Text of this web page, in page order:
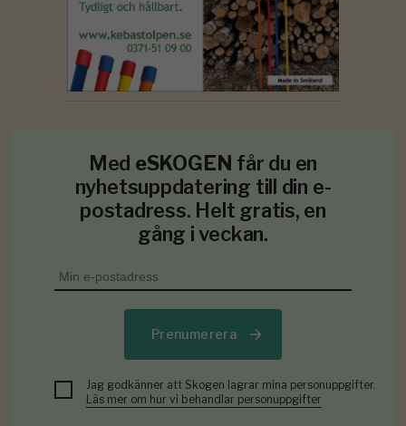
Med eSKOGEN får du en
nyhetsuppdatering till din e-
postadress. Helt gratis, en
gång i veckan.
Prenumerera
Jag godkänner att Skogen lagrar mina personuppgifter.
Läs mer om hur vi behandlar personuppgifter